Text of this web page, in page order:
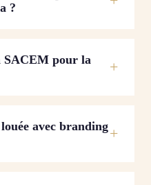
?
SACEM pour la
avec branding